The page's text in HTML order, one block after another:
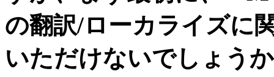
の翻訳/ローカライズに
いただけないでしょう